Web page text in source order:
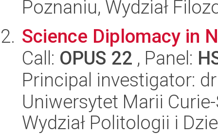
Poznaniu, Wydział
Science Diplomacy in
Call: OPUS 22 , Panel:
Principal investigator:
Uniwersytet Marii
Wydział Politologii i